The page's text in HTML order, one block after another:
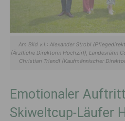
Am Bild v.l.: Alexander Strobl
(Ärztliche Direktorin Hochzirl), Landesrätin
Christian Triendl (Kaufmännischer
Emotionaler
Skiweltcup-Läufer